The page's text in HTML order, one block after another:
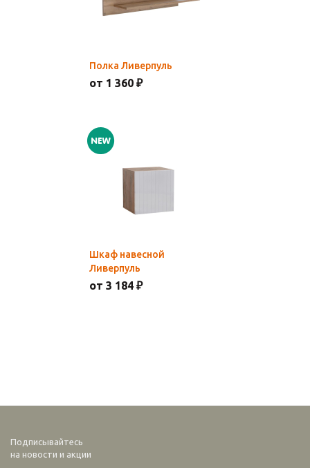
Полка Ливерпуль
от 1 360 ₽
Шкаф навесной
Ливерпуль
от 3 184 ₽
Подписывайтесь
на новости и акции